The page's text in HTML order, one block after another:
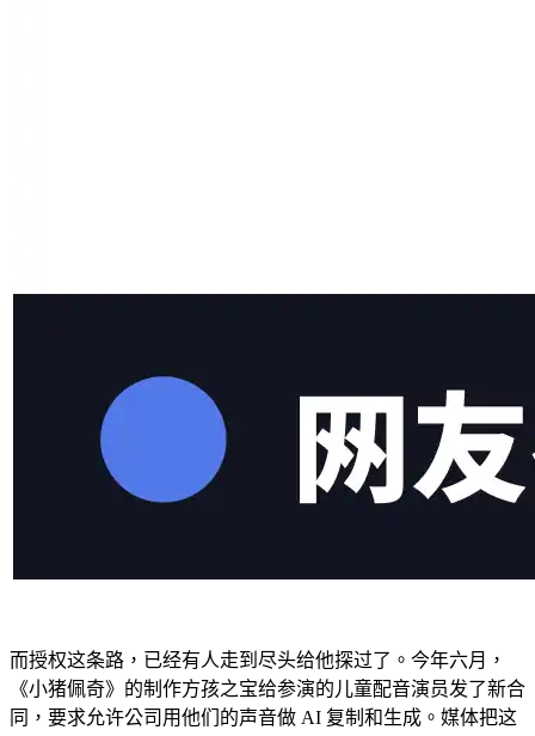
而授权这条路，已经有人走到尽头给他探过了。今年六月，
《小猪佩奇》的制作方孩之宝给参演的儿童配音演员发了新合
同，要求允许公司用他们的声音做 AI 复制和生成。媒体把这